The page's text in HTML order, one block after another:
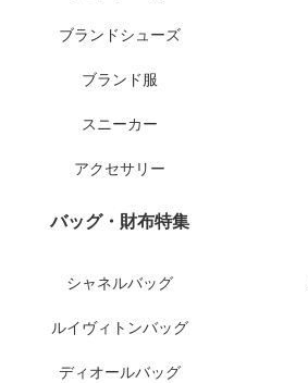
ブランドシューズ
ブランド服
スニーカー
アクセサリー
バッグ・財布特集
シャネルバッグ
ルイヴィトンバッグ
ディオールバッグ